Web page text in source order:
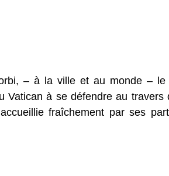
– à la ville et au monde –
Vatican à se défendre au travers
fraîchement par ses